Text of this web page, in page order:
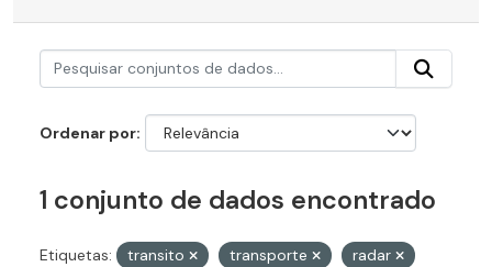
Ordenar por
1 conjunto de dados encontrado
Etiquetas: transito transporte
radar